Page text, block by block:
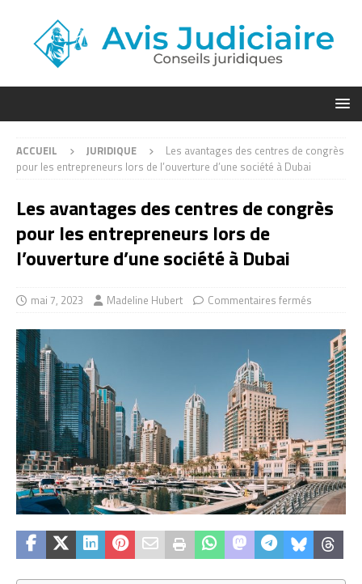
ACCUEIL JURIDIQUE
Les avantages des centres de congrès
pour les entrepreneurs lors de l’ouverture d’une société à Dubai
Les avantages des centres de congrès
pour les entrepreneurs lors de
l’ouverture d’une société à Dubai
mai 7, 2023 Madeline Hubert Commentaires fermés